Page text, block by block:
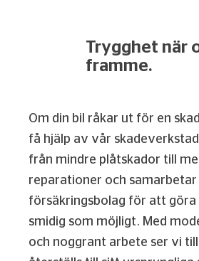
Trygghet när
framme.
Om din bil råkar ut för en
få hjälp av vår
från mindre plåtskador till
reparationer och samarbetar
försäkringsbolag för att göra
smidig som möjligt. Med
och noggrant arbete ser vi till